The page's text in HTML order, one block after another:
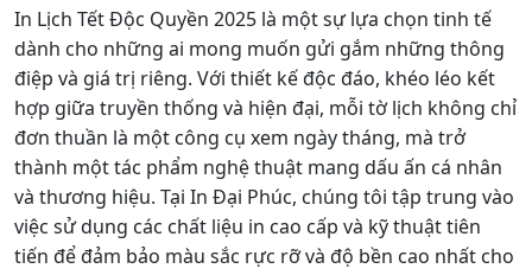
In Lịch Tết Độc Quyền 2025 là một sự lựa chọn tinh tế
dành cho những ai mong muốn gửi gắm những thông
điệp và giá trị riêng. Với thiết kế độc đáo, khéo léo kết
hợp giữa truyền thống và hiện đại, mỗi tờ lịch không chỉ
đơn thuần là một công cụ xem ngày tháng, mà trở
thành một tác phẩm nghệ thuật mang dấu ấn cá nhân
và thương hiệu. Tại In Đại Phúc, chúng tôi tập trung vào
việc sử dụng các chất liệu in cao cấp và kỹ thuật tiên
tiến để đảm bảo màu sắc rực rỡ và độ bền cao nhất cho